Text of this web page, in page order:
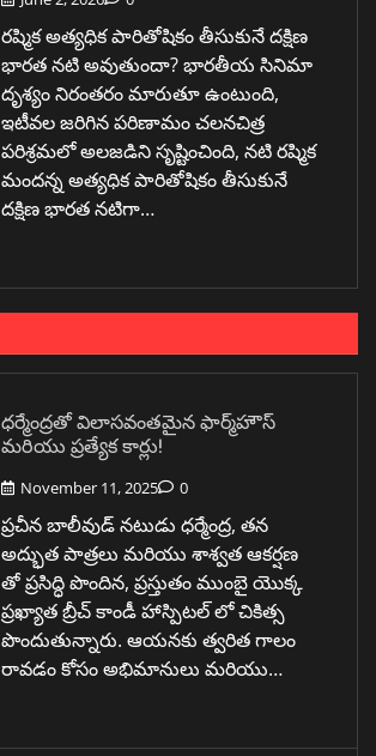
రష్మిక అత్యధిక పారితోషికం తీసుకునే దక్షిణ
భారత నటి అవుతుందా? భారతీయ సినిమా
దృశ్యం నిరంతరం మారుతూ ఉంటుంది,
ఇటీవల జరిగిన పరిణామం చలనచిత్ర
పరిశ్రమలో అలజడిని సృష్టించింది, నటి రష్మిక
మందన్న అత్యధిక పారితోషికం తీసుకునే
దక్షిణ భారత నటిగా…
ధర్మేంద్రతో విలాసవంతమైన ఫార్మ్‌హౌస్
మరియు ప్రత్యేక కార్లు!
November 11, 2025 0
ప్రచీన బాలీవుడ్ నటుడు ధర్మేంద్ర, తన
అద్భుత పాత్రలు మరియు శాశ్వత ఆకర్షణ
తో ప్రసిద్ధి పొందిన, ప్రస్తుతం ముంబై యొక్క
ప్రఖ్యాత బ్రీచ్ కాండీ హాస్పిటల్ లో చికిత్స
పొందుతున్నారు. ఆయనకు త్వరిత గాలం
రావడం కోసం అభిమానులు మరియు…